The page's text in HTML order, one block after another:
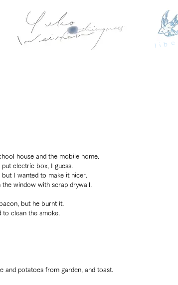
house and the mobile home.
electric box, I guess.
I wanted to make it nicer.
the window with scrap drywall.
but he burnt it.
clean the smoke.
and potatoes from garden, and toast.